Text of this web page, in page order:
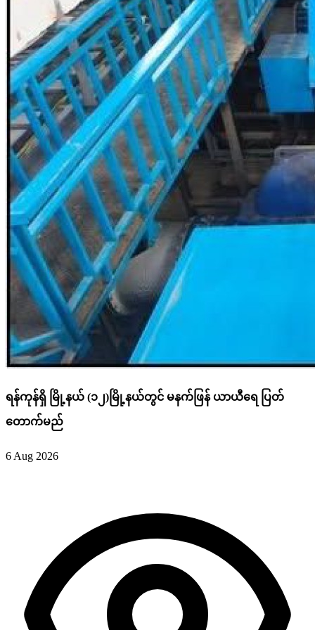
ရန်ကုန်ရှိ မြို့နယ် (၁၂)မြို့နယ်တွင် မနက်ဖြန် ယာယီရေ ပြတ်
တောက်မည်
6 Aug 2026